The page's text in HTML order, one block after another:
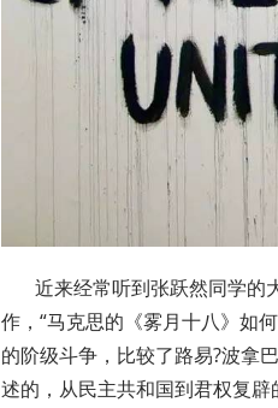
近来经常听到张跃然同学的
作，“马克思的《雾月十八》如
的阶级斗争，比较了路易?波拿
述的，从民主共和国到君权复